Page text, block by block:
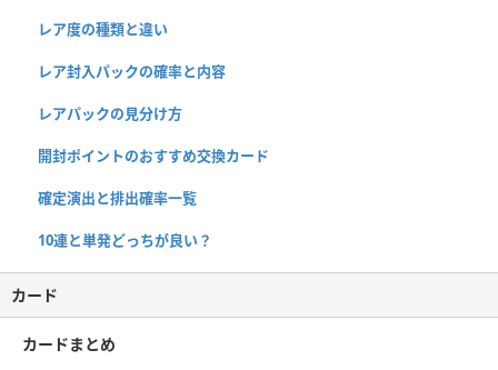
レア度の種類と違い
レア封入パックの確率と内容
レアパックの見分け方
開封ポイントのおすすめ交換カード
確定演出と排出確率一覧
10連と単発どっちが良い？
カード
カードまとめ